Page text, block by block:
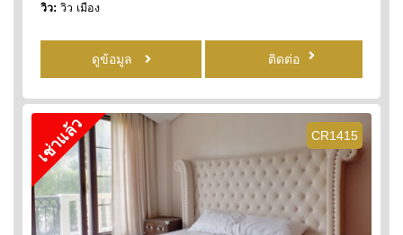
วิว: วิว เมือง
ดูข้อมูล ติดต่อ
CR1415
เช่าแล้ว